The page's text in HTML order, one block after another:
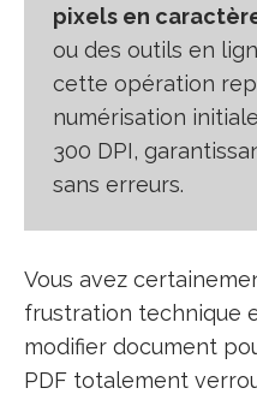
pixels en
ou des outils en
cette opération
numérisation
300 DPI,
sans erreurs.
Vous avez
frustration technique
modifier document
PDF totalement